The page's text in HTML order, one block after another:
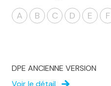
A B C D E F
DPE ANCIENNE VERSION